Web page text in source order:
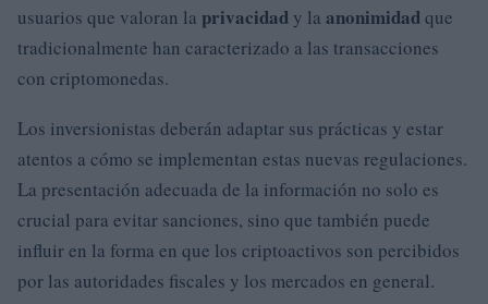
usuarios que valoran la privacidad y la anonimidadque
tradicionalmente han caracterizado a las transacciones
con criptomonedas.
Los inversionistas deberán adaptar sus prácticas y estar
atentos a cómo se implementan estas nuevas regulaciones.
La presentación adecuada de la información no solo es
crucial para evitar sanciones, sino que también puede
influir en la forma en que los criptoactivos son percibidos
por las autoridades fiscales y los mercados en general.